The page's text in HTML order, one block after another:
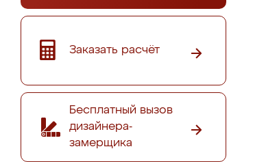
Заказать расчёт
Бесплатный вызов
дизайнера-
замерщика